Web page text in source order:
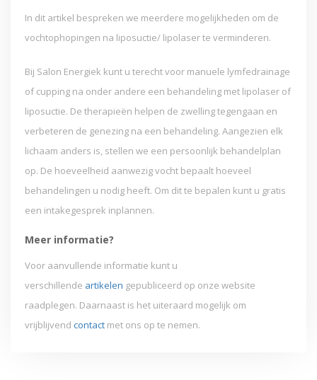
In dit artikel bespreken we meerdere mogelijkheden om de
vochtophopingen na liposuctie/ lipolaser te verminderen.
Bij Salon Energiek kunt u terecht voor manuele lymfedrainage
of cupping na onder andere een behandeling met lipolaser of
liposuctie. De therapieën helpen de zwelling tegengaan en
verbeteren de genezing na een behandeling. Aangezien elk
lichaam anders is, stellen we een persoonlijk behandelplan
op. De hoeveelheid aanwezig vocht bepaalt hoeveel
behandelingen u nodig heeft. Om dit te bepalen kunt u gratis
een intakegesprek inplannen.
Meer informatie?
Voor aanvullende informatie kunt u
verschillende artikelen gepubliceerd op onze website
raadplegen. Daarnaast is het uiteraard mogelijk om
vrijblijvend contact met ons op te nemen.